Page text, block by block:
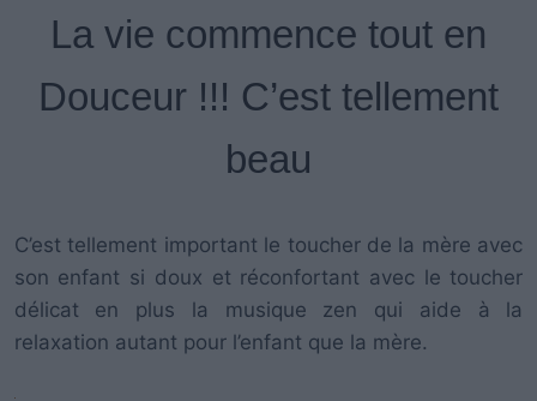
La vie commence tout en
Douceur !!! C’est tellement
beau
C’est tellement important le toucher de la mère avec
son enfant si doux et réconfortant avec le toucher
délicat en plus la musique zen qui aide à la
relaxation autant pour l’enfant que la mère.